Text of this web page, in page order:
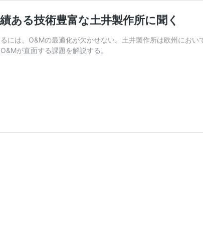
ある技術豊富な土井製作所に聞く
には、O&Mの最適化が欠かせない。土井製作所は欧州にお
が直面する課題を解説する。